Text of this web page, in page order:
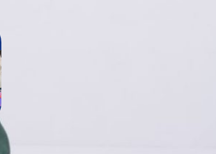
Tidak Lolos UTBK SNBT di PTN?
Jangan Khawatir, Ini Jalan
Terbaikmu untuk Tetap Kuliah di
Kampus Berkualitas